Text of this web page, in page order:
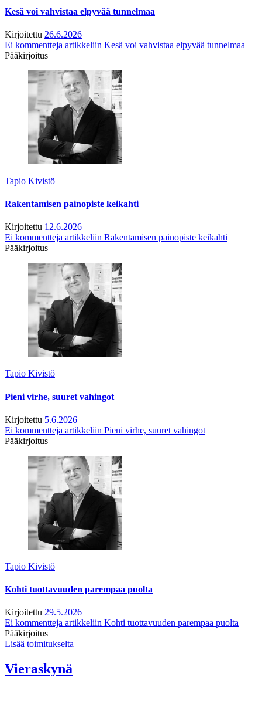
Kesä voi vahvistaa elpyvää tunnelmaa
Kirjoitettu 26.6.2026
Ei kommentteja artikkeliin Kesä voi vahvistaa elpyvää tunnelmaa
Pääkirjoitus
Tapio Kivistö
Rakentamisen painopiste keikahti
Kirjoitettu 12.6.2026
Ei kommentteja artikkeliin Rakentamisen painopiste keikahti
Pääkirjoitus
Tapio Kivistö
Pieni virhe, suuret vahingot
Kirjoitettu 5.6.2026
Ei kommentteja artikkeliin Pieni virhe, suuret vahingot
Pääkirjoitus
Tapio Kivistö
Kohti tuottavuuden parempaa puolta
Kirjoitettu 29.5.2026
Ei kommentteja artikkeliin Kohti tuottavuuden parempaa puolta
Pääkirjoitus
Lisää toimitukselta
Vieraskynä